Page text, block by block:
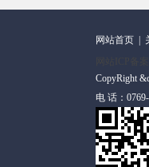
网站首页
CopyRight
电 话：